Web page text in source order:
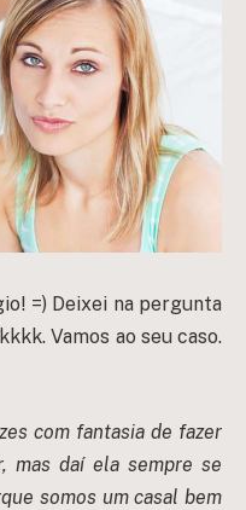
=) Deixei na pergunta
Vamos ao seu caso.
com fantasia de fazer
mas daí ela sempre se
somos um casal bem